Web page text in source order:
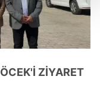
izin vermedikleri
için İnternet
ait çerezler
ZİYARET